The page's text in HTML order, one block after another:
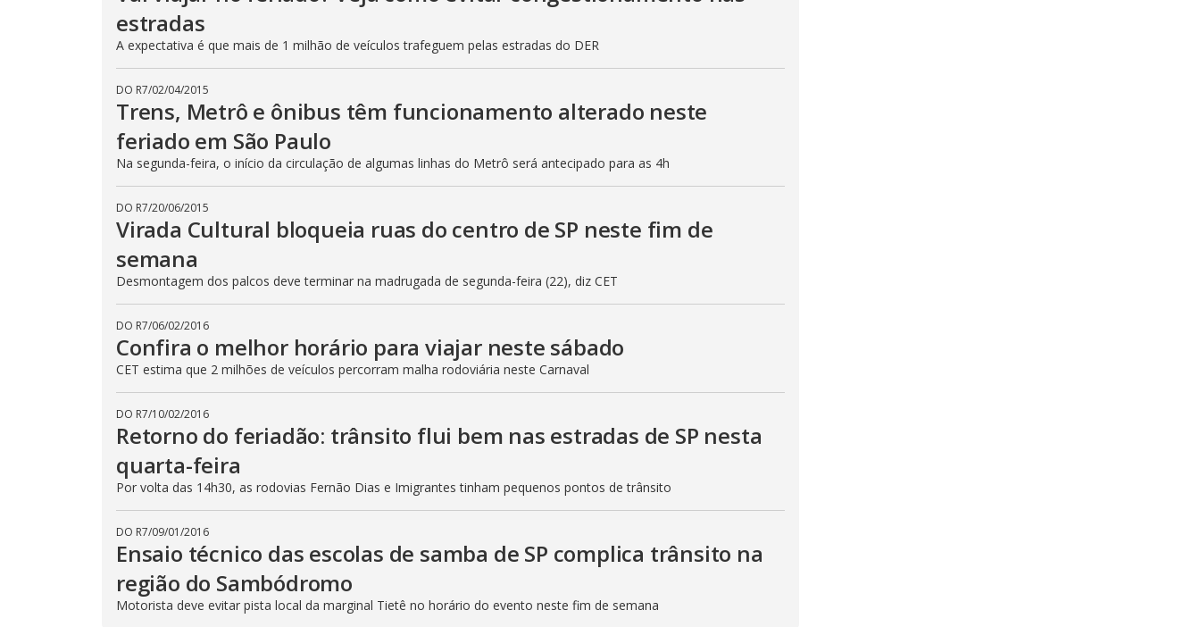
estradas
A expectativa é que mais de 1 milhão de veículos trafeguem pelas estradas do DER
DO R7/02/04/2015
Trens, Metrô e ônibus têm funcionamento alterado neste
feriado em São Paulo
Na segunda-feira, o início da circulação de algumas linhas do Metrô será antecipado para as 4h
DO R7/20/06/2015
Virada Cultural bloqueia ruas do centro de SP neste fim de
semana
Desmontagem dos palcos deve terminar na madrugada de segunda-feira (22), diz CET
DO R7/06/02/2016
Confira o melhor horário para viajar neste sábado
CET estima que 2 milhões de veículos percorram malha rodoviária neste Carnaval
DO R7/10/02/2016
Retorno do feriadão: trânsito flui bem nas estradas de SP nesta
quarta-feira
Por volta das 14h30, as rodovias Fernão Dias e Imigrantes tinham pequenos pontos de trânsito
DO R7/09/01/2016
Ensaio técnico das escolas de samba de SP complica trânsito na
região do Sambódromo
Motorista deve evitar pista local da marginal Tietê no horário do evento neste fim de semana